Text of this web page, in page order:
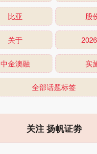
比亚 股
关于
中金澳融 实
全部话题标签
关注 扬帆证劵